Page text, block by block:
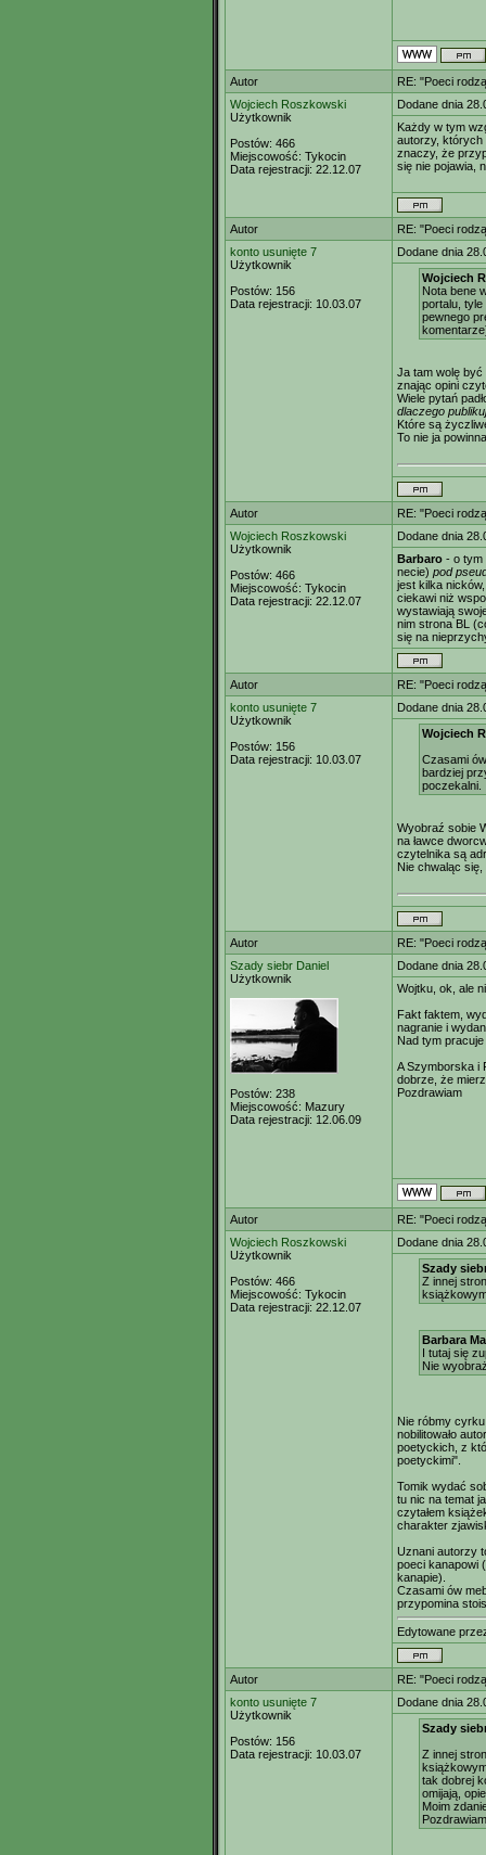
Autor
RE: "Poeci
Wojciech Roszkowski
Użytkownik
Postów: 466
Miejscowość: Tykocin
Data rejestracji: 22.12.07
Dodane dnia
Każdy w tym
autorzy, których
znaczy, że
się nie pojawia,
Autor
RE: "Poeci
konto usunięte 7
Użytkownik
Postów: 156
Data rejestracji: 10.03.07
Dodane dnia
Wojciech
Nota bene
portalu,
pewnego
Ja tam wolę być
znając opini
Wiele pytań
dlaczego
Które są
To nie ja
Autor
RE: "Poeci
Wojciech Roszkowski
Użytkownik
Postów: 466
Miejscowość: Tykocin
Data rejestracji: 22.12.07
Dodane dnia
Barbaro - o tym
necie) pod
jest kilka
ciekawi niż
wystawiają
nim strona BL
się na
Autor
RE: "Poeci
konto usunięte 7
Użytkownik
Postów: 156
Data rejestracji: 10.03.07
Dodane dnia
Wojciech
Czasami
bardziej
poczekalni.
Wyobraź sobie
na ławce
czytelnika są
Nie chwaląc
Autor
RE: "Poeci
Szady siebr Daniel
Użytkownik
Postów: 238
Miejscowość: Mazury
Data rejestracji: 12.06.09
Dodane dnia
Wojtku, ok, ale
Fakt faktem,
nagranie i
Nad tym
A Szymborska i
dobrze, że
Pozdrawiam
Autor
RE: "Poeci
Wojciech Roszkowski
Użytkownik
Postów: 466
Miejscowość: Tykocin
Data rejestracji: 22.12.07
Dodane dnia
Szady
Z innej
Barbara
I tutaj się
Nie
Nie róbmy
nobilitowało
poetyckich, z
poetyckimi".
Tomik wydać
tu nic na temat
czytałem
charakter
Uznani autorzy
poeci kanapowi
kanapie).
Czasami ów
przypomina
Edytowane
Autor
RE: "Poeci
konto usunięte 7
Użytkownik
Postów: 156
Data rejestracji: 10.03.07
Dodane dnia
Szady
Z innej
tak dobrej
omijają,
Moim
Pozdrawiam